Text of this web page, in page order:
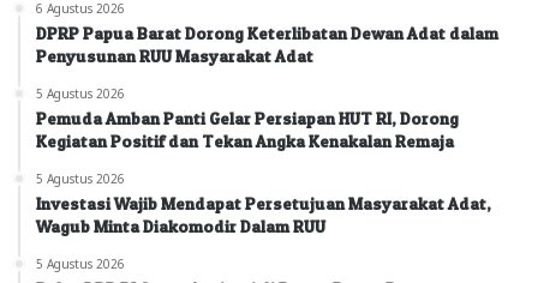
6 Agustus 2026
DPRP Papua Barat Dorong Keterlibatan Dewan Adat dalam
Penyusunan RUU Masyarakat Adat
5 Agustus 2026
Pemuda Amban Panti Gelar Persiapan HUT RI, Dorong
Kegiatan Positif dan Tekan Angka Kenakalan Remaja
5 Agustus 2026
Investasi Wajib Mendapat Persetujuan Masyarakat Adat,
Wagub Minta Diakomodir Dalam RUU
5 Agustus 2026